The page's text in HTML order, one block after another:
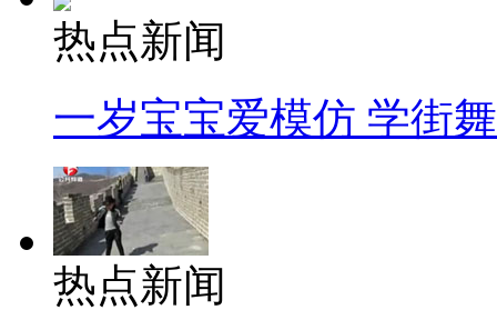
热点新闻
一岁宝宝爱模仿 学街
热点新闻